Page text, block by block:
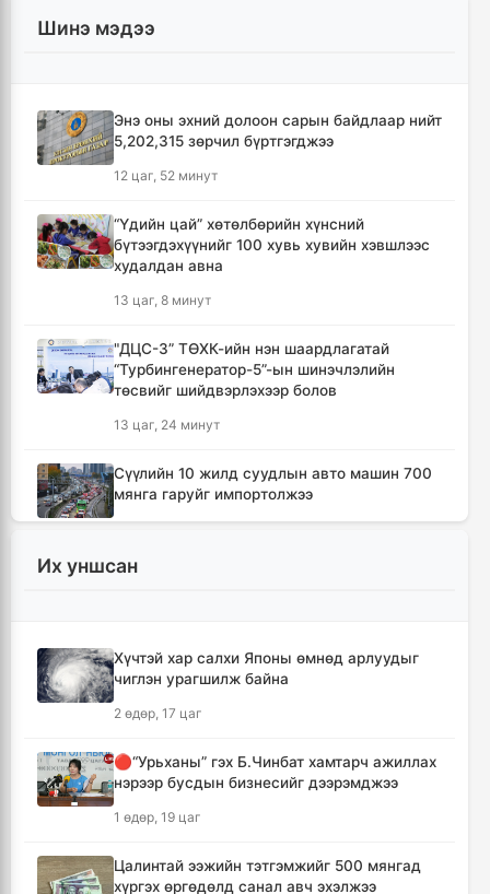
Шинэ мэдээ
Энэ оны эхний долоон сарын байдлаар нийт
5,202,315 зөрчил бүртгэгджээ
12 цаг, 52 минут
“Үдийн цай” хөтөлбөрийн хүнсний
бүтээгдэхүүнийг 100 хувь хувийн хэвшлээс
худалдан авна
13 цаг, 8 минут
"ДЦС-3” ТӨХК-ийн нэн шаардлагатай
“Турбингенератор-5”-ын шинэчлэлийн
төсвийг шийдвэрлэхээр болов
13 цаг, 24 минут
Сүүлийн 10 жилд суудлын авто машин 700
мянга гаруйг импортолжээ
Монгол Улсын гадаад валютын нөөц анх
Өмнөд Солонгост хэт халууны улмаас амиа
Шатахуун дамлан борлуулсан хоёр
Дональд Трамп АНУ-д төрсөн хүүхдэд
Их уншсан
Хүчтэй хар салхи Японы өмнөд арлуудыг
чиглэн урагшилж байна
2 өдөр, 17 цаг
🔴“Урьханы” гэх Б.Чинбат хамтарч ажиллах
нэрээр бусдын бизнесийг дээрэмджээ
1 өдөр, 19 цаг
Цалинтай ээжийн тэтгэмжийг 500 мянгад
хүргэх өргөдөлд санал авч эхэлжээ